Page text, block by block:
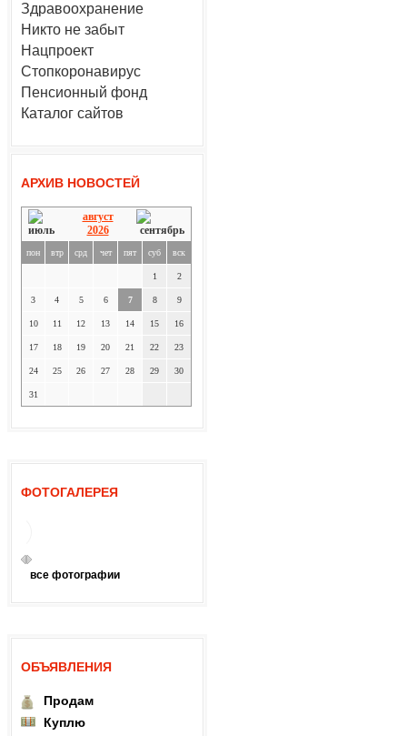
Здравоохранение
Никто не забыт
Нацпроект
Стопкоронавирус
Пенсионный фонд
Каталог сайтов
АРХИВ НОВОСТЕЙ
август
2026
пон втр срд чет пят суб вск
1 2
3 4 5 6 7 8 9
10 11 12 13 14 15 16
17 18 19 20 21 22 23
24 25 26 27 28 29 30
31
ФОТОГАЛЕРЕЯ
все фотографии
ОБЪЯВЛЕНИЯ
Продам
Куплю